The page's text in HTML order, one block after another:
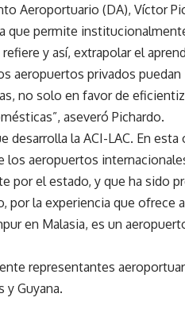
Aeroportuario (DA), Víctor
que permite
y así, extrapolar el
aeropuertos privados puedan
no solo en favor de
aseveró Pichardo.
la ACI-LAC. En esta
aeropuertos
por el estado, y que ha sido
la experiencia que ofrece
en Malasia, es un
representantes
y Guyana.